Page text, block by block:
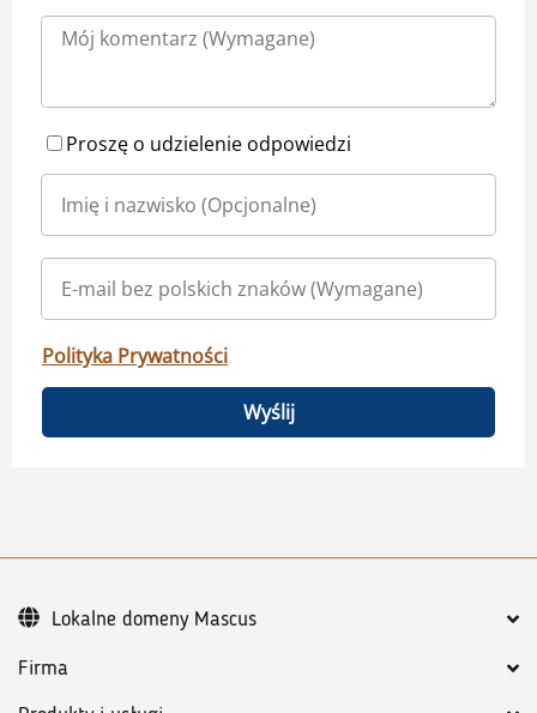
Proszę o udzielenie odpowiedzi
Polityka Prywatności
Wyślij
Firma
Lokalne domeny Mascus